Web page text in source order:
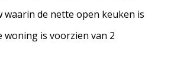
de nette open keuken is
woning is voorzien van 2